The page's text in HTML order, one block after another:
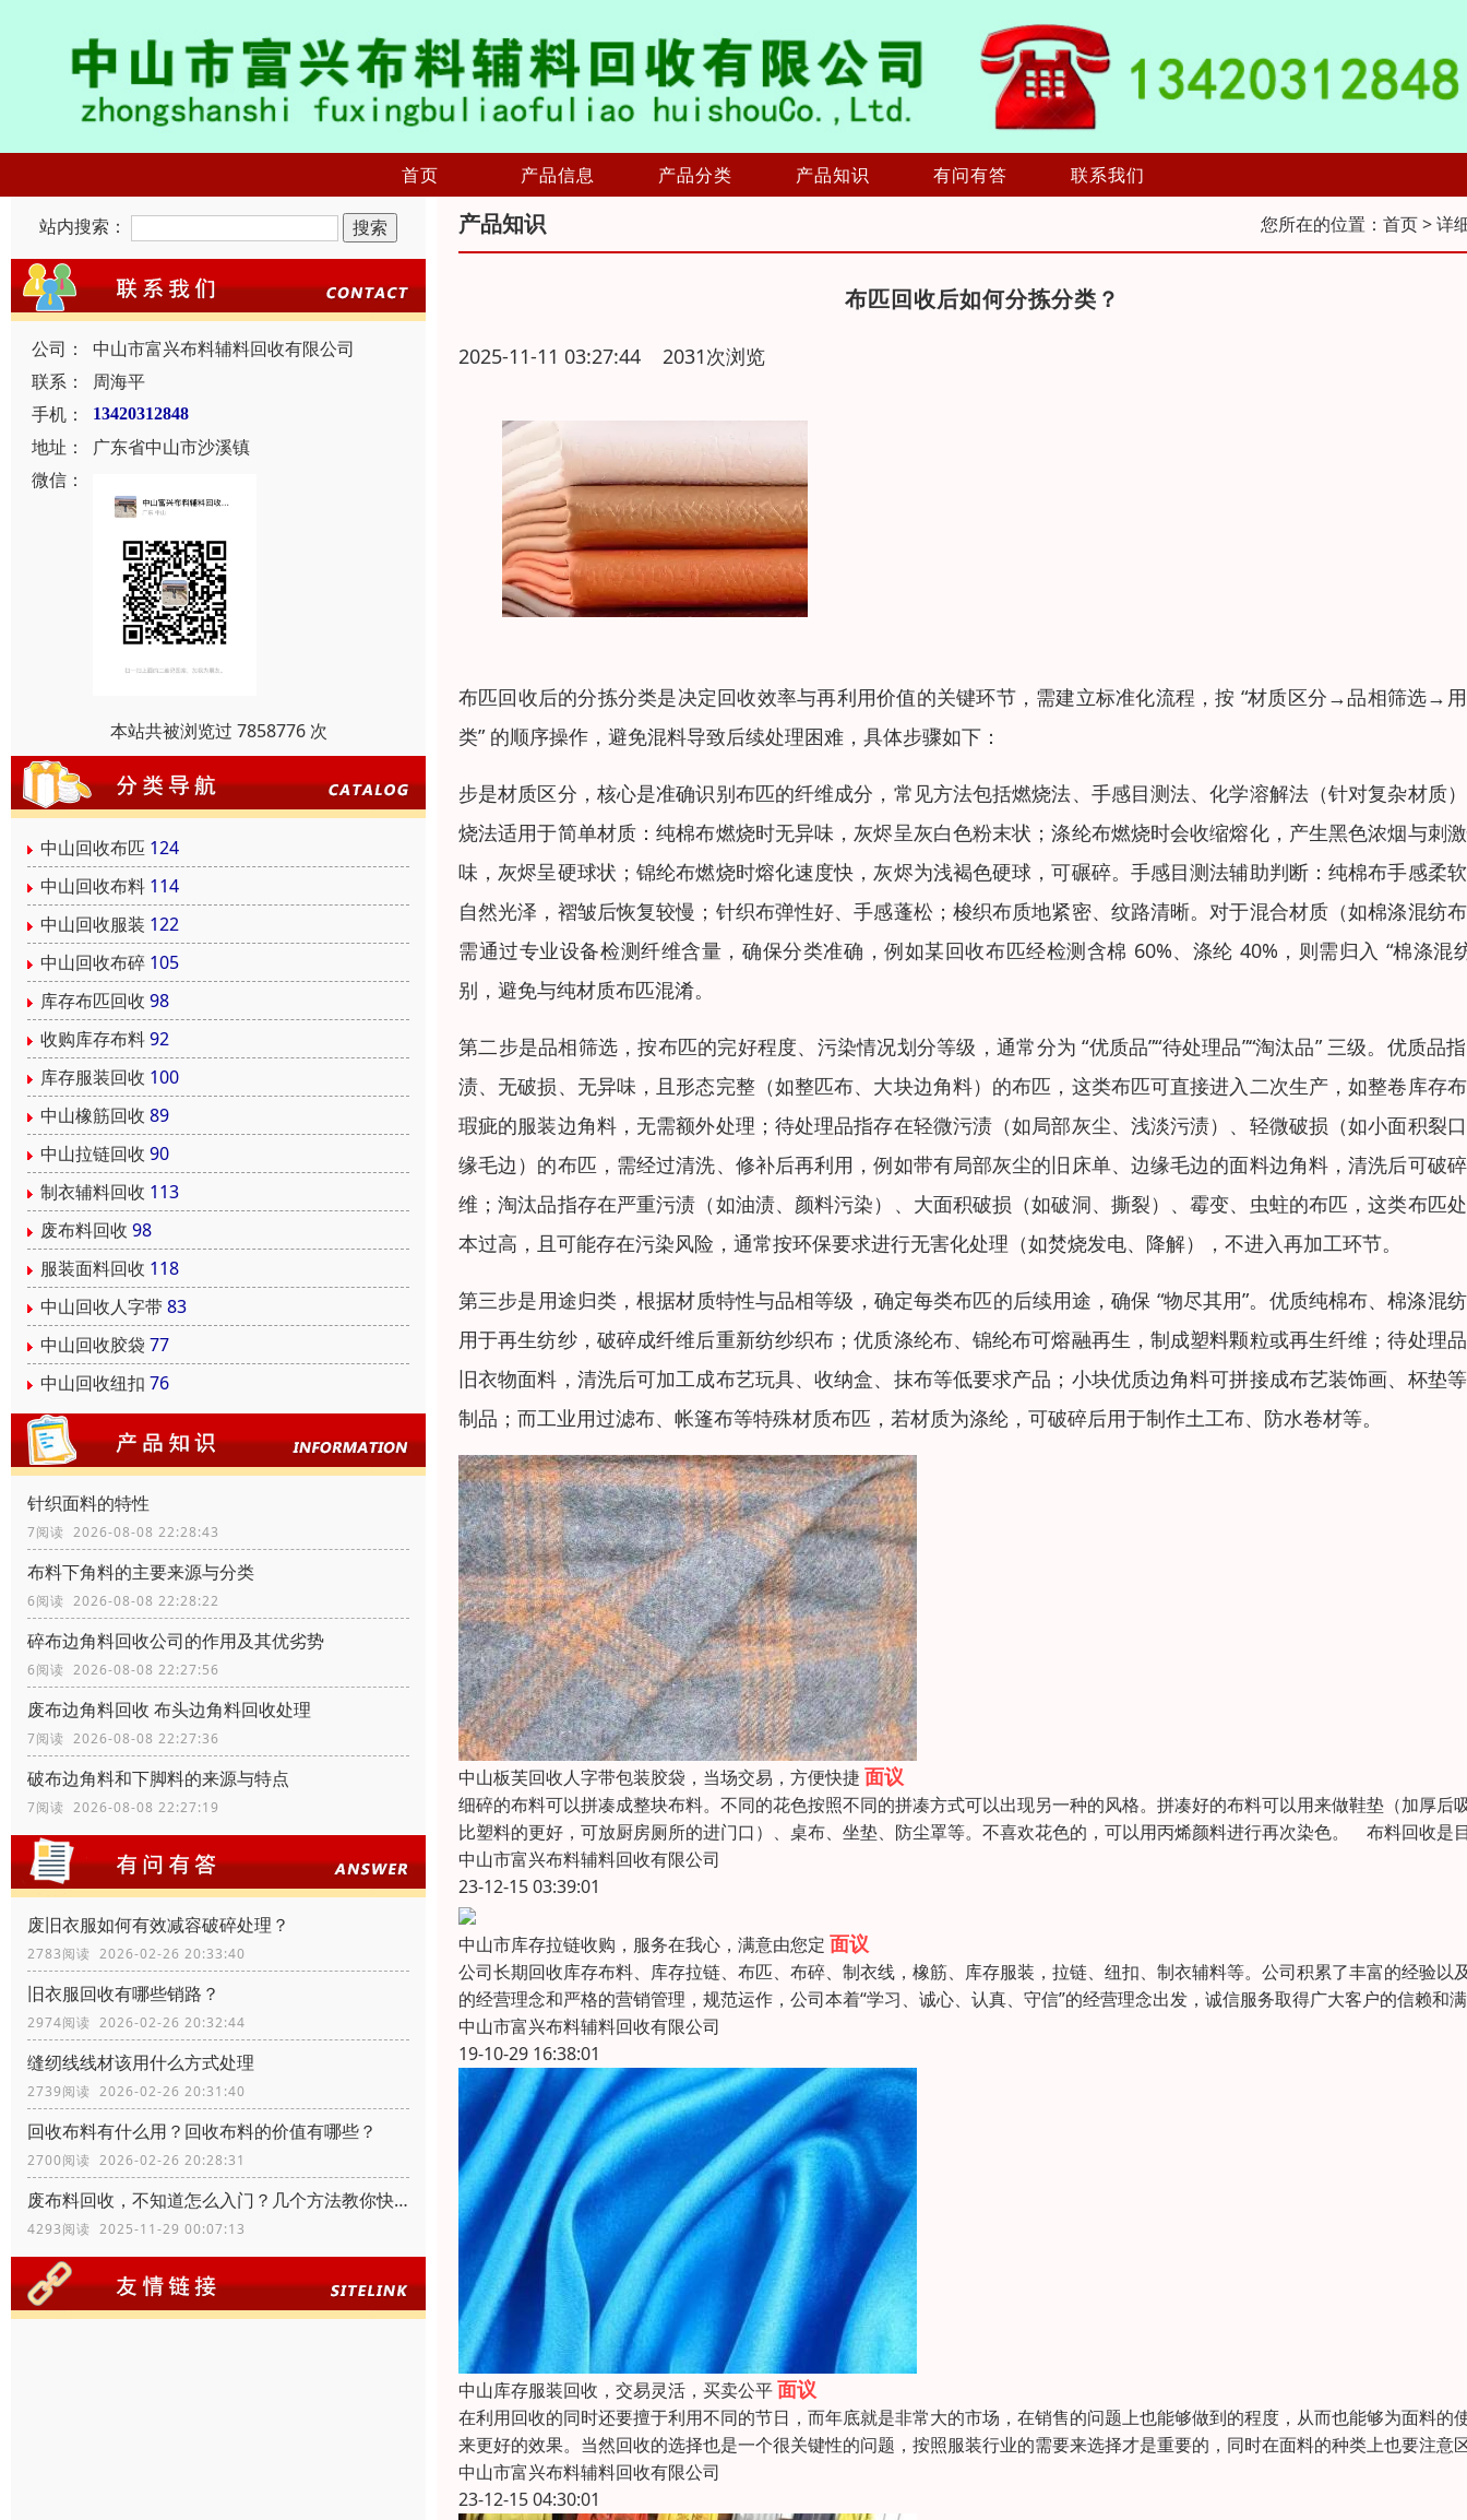
首页 产品信息 产品分类 产品知识 有问有答 联系我们
站内搜索：
公司：
中山市富兴布料辅料回收有限公司
联系：
周海平
手机：
13420312848
地址：
广东省中山市沙溪镇
微信：
本站共被浏览过 7858776 次
中山回收布匹 124
中山回收布料 114
中山回收服装 122
中山回收布碎 105
库存布匹回收 98
收购库存布料92
库存服装回收 100
中山橡筋回收 89
中山拉链回收 90
制衣辅料回收 113
废布料回收 98
服装面料回收 118
中山回收人字带83
中山回收胶袋 77
中山回收纽扣 76
针织面料的特性
7阅读 2026-08-08 22:28:43
布料下角料的主要来源与分类
6阅读 2026-08-08 22:28:22
碎布边角料回收公司的作用及其优劣势
6阅读 2026-08-08 22:27:56
废布边角料回收 布头边角料回收处理
7阅读 2026-08-08 22:27:36
破布边角料和下脚料的来源与特点
7阅读 2026-08-08 22:27:19
废旧衣服如何有效减容破碎处理？
2783阅读 2026-02-26 20:33:40
旧衣服回收有哪些销路？
2974阅读 2026-02-26 20:32:44
缝纫线线材该用什么方式处理
2739阅读 2026-02-26 20:31:40
回收布料有什么用？回收布料的价值有哪些？
2700阅读 2026-02-26 20:28:31
废布料回收，不知道怎么入门？几个方法教你快速入门
4293阅读 2025-11-29 00:07:13
产品知识 您所在的位置： 首页> 详
布匹回收后如何分拣分类？
2025-11-11 03:27:44 2031次浏览
布匹回收后的分拣分类是决定回收效率与再利用价值的关键环节，需建立标准化流程，按 “材质区分→品相筛选→
类” 的顺序操作，避免混料导致后续处理困难，具体步骤如下：
步是材质区分，核心是准确识别布匹的纤维成分，常见方法包括燃烧法、手感目测法、化学溶解法（针对复杂材质
烧法适用于简单材质：纯棉布燃烧时无异味，灰烬呈灰白色粉末状；涤纶布燃烧时会收缩熔化，产生黑色浓烟与刺
味，灰烬呈硬球状；锦纶布燃烧时熔化速度快，灰烬为浅褐色硬球，可碾碎。手感目测法辅助判断：纯棉布手感柔
自然光泽，褶皱后恢复较慢；针织布弹性好、手感蓬松；梭织布质地紧密、纹路清晰。对于混合材质（如棉涤混纺
需通过专业设备检测纤维含量，确保分类准确，例如某回收布匹经检测含棉 60%、涤纶 40%，则需归入 “棉涤混
别，避免与纯材质布匹混淆。
第二步是品相筛选，按布匹的完好程度、污染情况划分等级，通常分为 “优质品”“待处理品”“淘汰品” 三级。优质品
渍、无破损、无异味，且形态完整（如整匹布、大块边角料）的布匹，这类布匹可直接进入二次生产，如整卷库存
瑕疵的服装边角料，无需额外处理；待处理品指存在轻微污渍（如局部灰尘、浅淡污渍）、轻微破损（如小面积裂
缘毛边）的布匹，需经过清洗、修补后再利用，例如带有局部灰尘的旧床单、边缘毛边的面料边角料，清洗后可破
维；淘汰品指存在严重污渍（如油渍、颜料污染）、大面积破损（如破洞、撕裂）、霉变、虫蛀的布匹，这类布匹
本过高，且可能存在污染风险，通常按环保要求进行无害化处理（如焚烧发电、降解），不进入再加工环节。
第三步是用途归类，根据材质特性与品相等级，确定每类布匹的后续用途，确保 “物尽其用”。优质纯棉布、棉涤混
用于再生纺纱，破碎成纤维后重新纺纱织布；优质涤纶布、锦纶布可熔融再生，制成塑料颗粒或再生纤维；待处理
旧衣物面料，清洗后可加工成布艺玩具、收纳盒、抹布等低要求产品；小块优质边角料可拼接成布艺装饰画、杯垫
制品；而工业用过滤布、帐篷布等特殊材质布匹，若材质为涤纶，可破碎后用于制作土工布、防水卷材等。
中山板芙回收人字带包装胶袋，当场交易，方便快捷 面议
细碎的布料可以拼凑成整块布料。不同的花色按照不同的拼凑方式可以出现另一种的风格。拼凑好的布料可以用来做鞋垫（加厚后
比塑料的更好，可放厨房厕所的进门口）、桌布、坐垫、防尘罩等。不喜欢花色的，可以用丙烯颜料进行再次染色。 布料回收是
中山市富兴布料辅料回收有限公司
23-12-15 03:39:01
中山市库存拉链收购，服务在我心，满意由您定 面议
公司长期回收库存布料、库存拉链、布匹、布碎、制衣线，橡筋、库存服装，拉链、纽扣、制衣辅料等。公司积累了丰富的经验以
的经营理念和严格的营销管理，规范运作，公司本着“学习、诚心、认真、守信”的经营理念出发，诚信服务取得广大客户的信赖和
中山市富兴布料辅料回收有限公司
19-10-29 16:38:01
中山库存服装回收，交易灵活，买卖公平面议
在利用回收的同时还要擅于利用不同的节日，而年底就是非常大的市场，在销售的问题上也能够做到的程度，从而也能够为面料的
来更好的效果。当然回收的选择也是一个很关键性的问题，按照服装行业的需要来选择才是重要的，同时在面料的种类上也要注意
中山市富兴布料辅料回收有限公司
23-12-15 04:30:01